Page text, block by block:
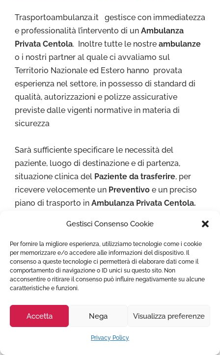
Gestisci Consenso Cookie
Per fornire la migliore esperienza, utilizziamo tecnologie come i cookie
per memorizzare e/o accedere alle informazioni del dispositivo. Il
consenso a queste tecnologie ci permetterà di elaborare dati come il
comportamento di navigazione o ID unici su questo sito. Non
acconsentire o ritirare il consenso può influire negativamente su alcune
caratteristiche e funzioni.
Accetta Nega Visualizza preferenze
Privacy Policy
Trasportoambulanza.it gestisce con immediatezza
e professionalità l’intervento di un Ambulanza
Privata Centola. Inoltre tutte le nostre ambulanze
o i nostri partner al quale ci avvaliamo sul
Territorio Nazionale ed Estero hanno provata
esperienza nel settore, in possesso di standard di
qualità, autorizzazioni e polizze assicurative
previste dalle vigenti normative in materia di
sicurezza
Sarà sufficiente specificare le necessità del
paziente, luogo di destinazione e di partenza,
situazione clinica del Paziente da trasferire, per
ricevere velocemente un Preventivo e un preciso
piano di trasporto in Ambulanza Privata Centola.
Trasporto Sanitario Centola
confortevole possibile con elevati livelli di
sicurezza, esperienza e professionalità. Con noi
Risparmi tempo e costi nella ricerca di un servizio
diTrasporto Malato Centolaidoneo al proprio
Un’unica centrale operativa con personale
qualificato alla gestione di ogni tipo